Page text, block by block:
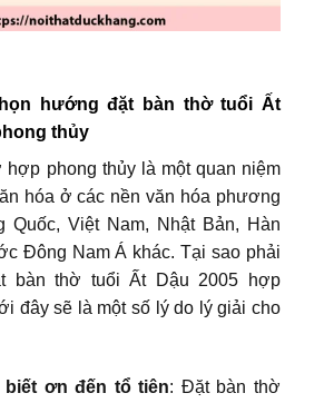
hướng đặt bàn thờ tuổi Ất
thủy
hợp phong thủy là một quan niệm
hóa ở các nền văn hóa phương
Quốc, Việt Nam, Nhật Bản, Hàn
Đông Nam Á khác. Tại sao phải
bàn thờ tuổi Ất Dậu 2005 hợp
đây sẽ là một số lý do lý giải cho
ơn đến tổ tiên: Đặt bàn thờ